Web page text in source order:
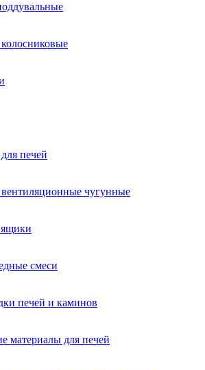
печей
чугунные
смеси
печей и каминов
материалы для печей